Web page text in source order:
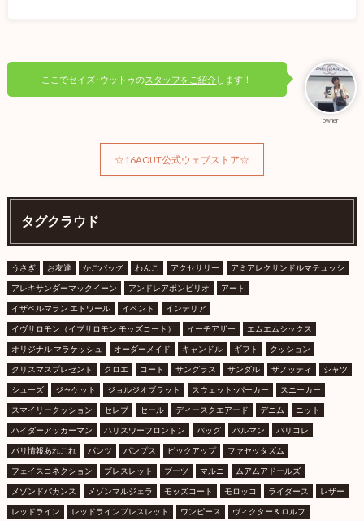
owner
ここでセイズ･ウットゥのスタッフをご紹介します！
☆16AOUT公式ウェブストア☆
タグクラウド
うさぎ お友達 かごバッグ わんこ アクセサリー アミアレクサンドルマテュッシ
アレキサンダーマックイーン アンドレアポンピリオ アート
イザベルマラン エトワール イベント インテリア
イヴサロモン（イブサロモン モッズコート） イーチアザー エムエムシックス
オリジナル マラケッシュ オーダーメイド キャンドル ギフト クッション
クリスマスプレゼント クロエ コート サングラス サンダル ザノッティ シャツ
シューズ ジャケット ジョルジオブラット スウェット･パーカー スニーカー
スマイリークッション セレブ セール ディースクエアード デニム ニット
ハイダーアッカーマン ハリスワーフロンドン バッグ バルマン パリコレ
パリ情報あれこれ パンツ パンプス ピックアップ ファセッタズム
フェイスコネクション ブレスレット ブーツ マルニ ムアムアドールズ
メゾンドバカンス メゾンマルジェラ モッズコート モロッコ ライダース レザー
レッドライン レッドラインブレスレット ワンピース ヴィクター＆ロルフ